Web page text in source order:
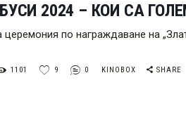
2024 – КОИ СА
по награждаване на
1101 9 0 KINOBOX SHARE